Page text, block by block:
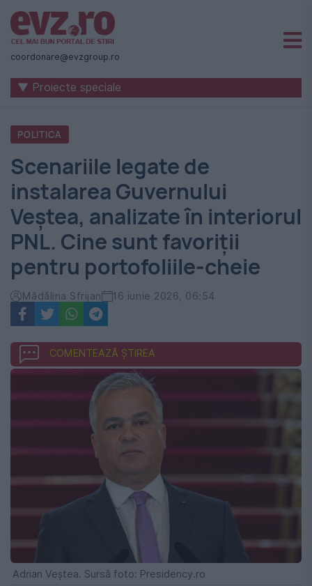
Știri
naționale
internaționale
România
-
Evenimentul
Zilei
coordonare@evzgroup.ro
▼ Proiecte speciale
POLITICA
Scenariile legate de
instalarea Guvernului
Veștea, analizate în interiorul
PNL. Cine sunt favoriții
pentru portofoliile-cheie
Mădălina Sfrijan 16 iunie 2026, 06:54
COMENTEAZĂ ȘTIREA
Adrian Veștea. Sursă foto: Presidency.ro